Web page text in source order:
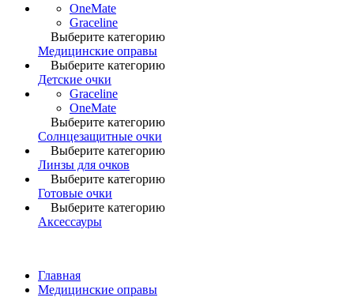
OneMate
Graceline
Выберите категорию
Медицинские оправы
Выберите категорию
Детские очки
Graceline
OneMate
Выберите категорию
Солнцезащитные очки
Выберите категорию
Линзы для очков
Выберите категорию
Готовые очки
Выберите категорию
Аксессауры
Главная
Медицинские оправы